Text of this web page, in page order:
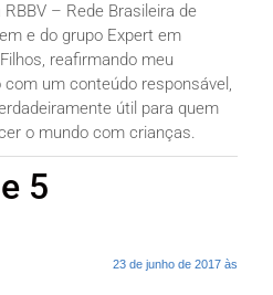
– Rede Brasileira de
e do grupo Expert em
reafirmando meu
um conteúdo responsável,
útil para quem
o mundo com crianças.
5
23 de junho de 2017 às